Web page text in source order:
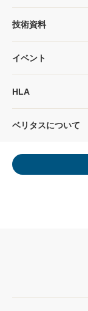
技術資料
イベント
HLA
ベリタスについて